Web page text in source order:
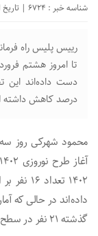
شناسه خبر : 6724 | تاریخ انتشار : 08 فروردین 1402 - 17:53 |
درصد کاهش
محمود شهرکی روز
۱۴۰۲
داده‌اند در حالی که
گذشته ۲۱ نفر در سطح استان بود که امسال ۱۷ درصد کاهش داشته است.